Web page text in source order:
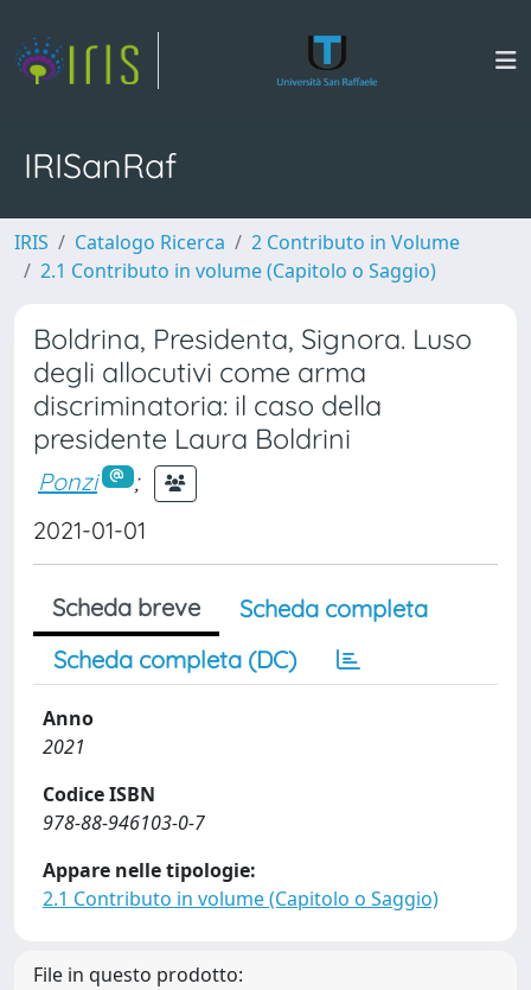
IRISanRaf
IRIS Catalogo Ricerca
2 Contributo in Volume
2.1 Contributo in volume (Capitolo o Saggio)
Boldrina, Presidenta, Signora. Luso
degli allocutivi come arma
discriminatoria: il caso della
presidente Laura Boldrini
Ponzi
;
2021-01-01
Scheda breve
Scheda completa
Scheda completa (DC)
Anno
2021
Codice ISBN
978-88-946103-0-7
Appare nelle tipologie:
2.1 Contributo in volume (Capitolo o Saggio)
File in questo prodotto: